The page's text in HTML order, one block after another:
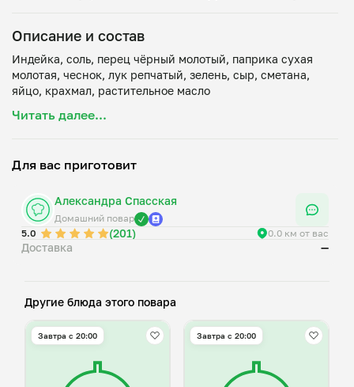
Описание и состав
Индейка, соль, перец чёрный молотый, паприка сухая
молотая, чеснок, лук репчатый, зелень, сыр, сметана,
Читать далее...
Для вас приготовит
Александра Спасская
Домашний повар
5.0
(201) 0.0 км от вас
Доставка —
Другие блюда этого повара
Завтра c 20:00 Завтра c 20:00